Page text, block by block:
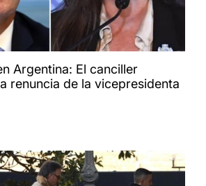
Argentina: El canciller
renuncia de la vicepresidenta